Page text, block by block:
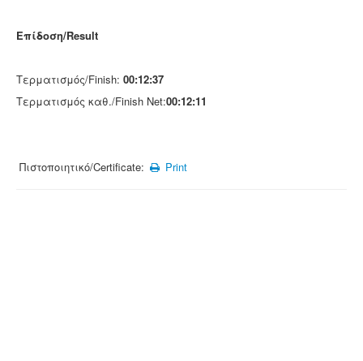
Επίδοση/Result
Τερματισμός/Finish: 00:12:37
Τερματισμός καθ./Finish Net:00:12:11
Πιστοποιητικό/Certificate: Print